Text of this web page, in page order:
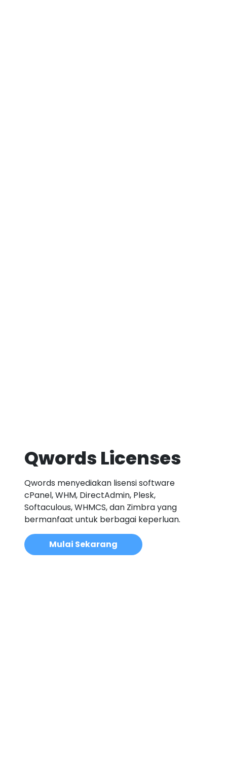
Qwords Licenses
Qwords menyediakan lisensi software
cPanel, WHM, DirectAdmin, Plesk,
Softaculous, WHMCS, dan Zimbra yang
bermanfaat untuk berbagai keperluan.
Mulai Sekarang